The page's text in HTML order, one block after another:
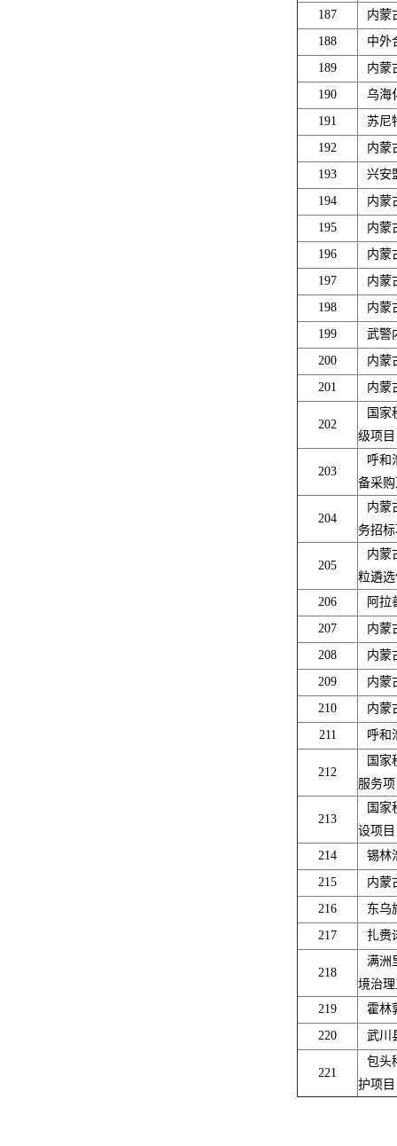
187
内蒙
188
中外
189
内蒙
190
乌海
191
苏尼
192
内蒙
193
兴安
194
内蒙
195
内蒙
196
内蒙
197
内蒙
198
内蒙
199
武警
200
内蒙
201
内蒙
202
国家
级项
203
呼和
备采
204
内蒙
务招
205
内蒙
粒遴
206
阿拉
207
内蒙
208
内蒙
209
内蒙
210
内蒙
211
呼和
212
国家
服务
213
国家
设项目
214
锡林
215
内蒙
216
东乌
217
扎赉
218
满洲
境治理
219
霍林
220
武川
221
包头
护项目